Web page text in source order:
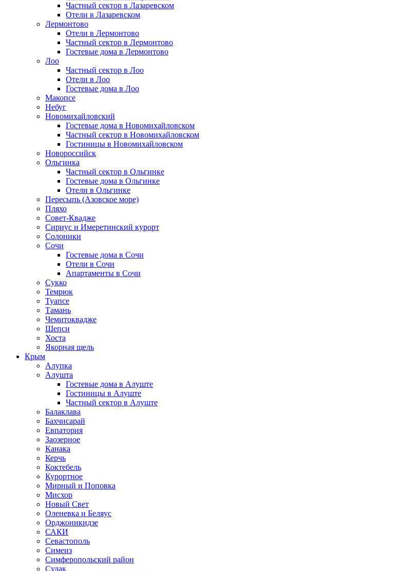
Частный сектор в Лазаревском
Отели в Лазаревском
Лермонтово
Отели в Лермонтово
Частный сектор в Лермонтово
Гостевые дома в Лермонтово
Лоо
Частный сектор в Лоо
Отели в Лоо
Гостевые дома в Лоо
Макопсе
Небуг
Новомихайловский
Гостевые дома в Новомихайловском
Частный сектор в Новомихайловском
Гостиницы в Новомихайловском
Новороссийск
Ольгинка
Частный сектор в Ольгинке
Гостевые дома в Ольгинке
Отели в Ольгинке
Пересыпь (Азовское море)
Пляхо
Совет-Квадже
Сириус и Имеретинский курорт
Солоники
Сочи
Гостевые дома в Сочи
Отели в Сочи
Апартаменты в Сочи
Сукко
Темрюк
Туапсе
Тамань
Чемитоквадже
Шепси
Хоста
Якорная щель
Крым
Алупка
Алушта
Гостевые дома в Алуште
Гостиницы в Алуште
Частный сектор в Алуште
Балаклава
Бахчисарай
Евпатория
Заозерное
Канака
Керчь
Коктебель
Курортное
Мирный и Поповка
Мисхор
Новый Свет
Оленевка и Беляус
Орджоникидзе
САКИ
Севастополь
Симеиз
Симферопольский район
Судак